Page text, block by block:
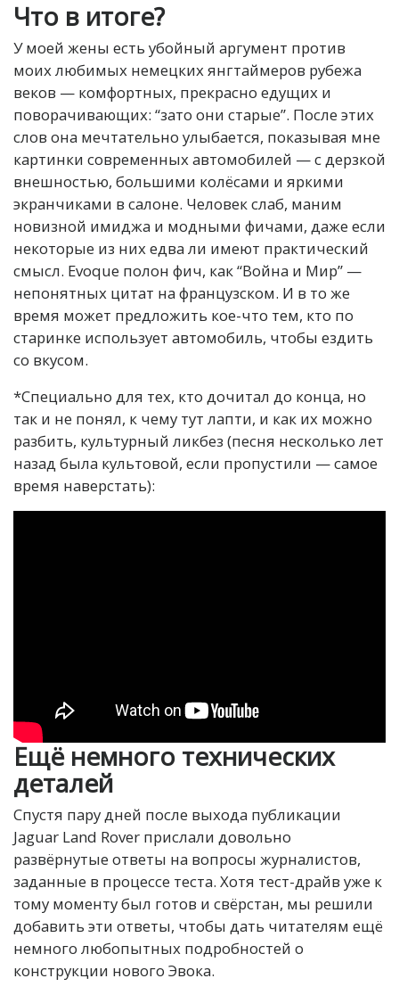
Что в итоге?
У моей жены есть убойный аргумент против
моих любимых немецких янгтаймеров рубежа
веков — комфортных, прекрасно едущих и
поворачивающих: “зато они старые”. После этих
слов она мечтательно улыбается, показывая мне
картинки современных автомобилей — с дерзкой
внешностью, большими колёсами и яркими
экранчиками в салоне. Человек слаб, маним
новизной имиджа и модными фичами, даже если
некоторые из них едва ли имеют практический
смысл. Evoque полон фич, как “Война и Мир” —
непонятных цитат на французском. И в то же
время может предложить кое-что тем, кто по
старинке использует автомобиль, чтобы ездить
со вкусом.
*Специально для тех, кто дочитал до конца, но
так и не понял, к чему тут лапти, и как их можно
разбить, культурный ликбез (песня несколько лет
назад была культовой, если пропустили — самое
время наверстать):
Ещё немного технических
деталей
Спустя пару дней после выхода публикации
Jaguar Land Rover прислали довольно
развёрнутые ответы на вопросы журналистов,
заданные в процессе теста. Хотя тест-драйв уже к
тому моменту был готов и свёрстан, мы решили
добавить эти ответы, чтобы дать читателям ещё
немного любопытных подробностей о
конструкции нового Эвока.